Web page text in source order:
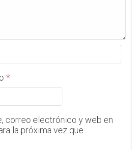
*
correo electrónico y web en
la próxima vez que